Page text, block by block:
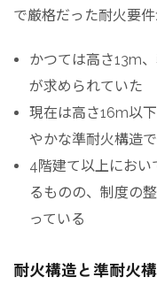
で厳格だった耐火要件
かつては高さ13m
が求められていた
現在は高さ16m以
やかな準耐火構造
4階建て以上にお
るものの、制度の
っている
耐火構造と準耐火